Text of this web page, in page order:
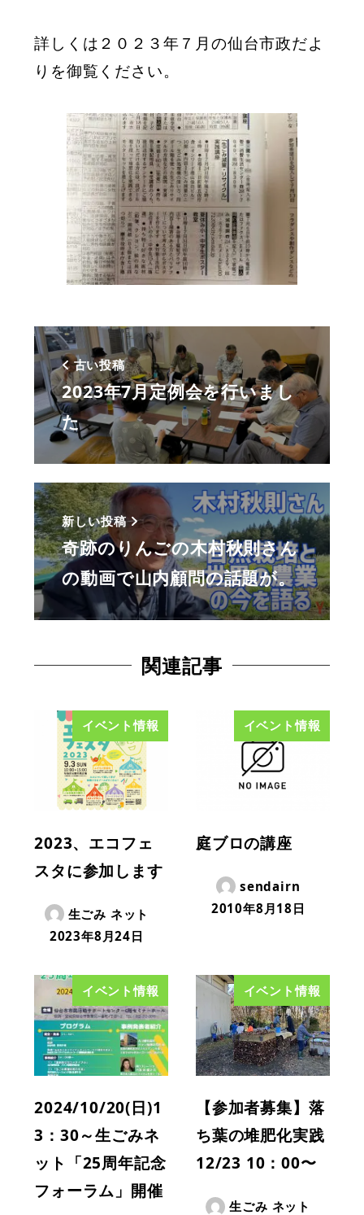
詳しくは２０２３年７月の仙台市政だよ
りを御覧ください。
古い投稿
2023年7月定例会を行いまし
た
新しい投稿
奇跡のりんごの木村秋則さん
の動画で山内顧問の話題が。
関連記事
イベント情報
2023、エコフェ
スタに参加します
生ごみ ネット
2023年8月24日
イベント情報
庭ブロの講座
sendairn
2010年8月18日
イベント情報
2024/10/20(日)1
3：30～生ごみネ
ット「25周年記念
フォーラム」開催
イベント情報
【参加者募集】落
ち葉の堆肥化実践
12/23 10：00〜
生ごみ ネット